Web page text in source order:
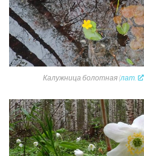
Калужница болотная (лат.